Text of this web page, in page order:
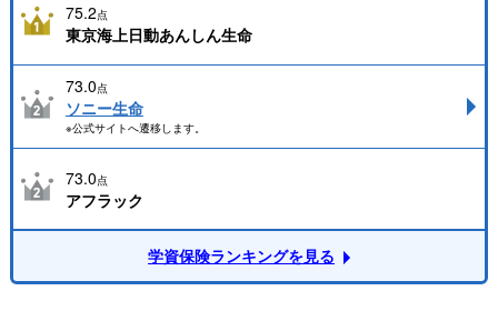
75.2点
東京海上日動あんしん生命
73.0点
ソニー生命
※公式サイトへ遷移します。
73.0点
アフラック
学資保険ランキングを見る